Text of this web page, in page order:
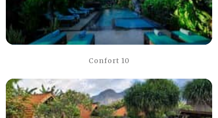
Confort 10